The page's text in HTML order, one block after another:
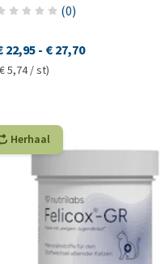
(0)
22,95 - € 27,70
5,74 / st)
Herhaal